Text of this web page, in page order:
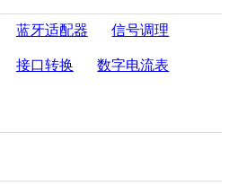
蓝牙适配器 信号调理
接口转换 数字电流表